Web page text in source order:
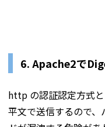
6. Apache2で
http の認証認定方式
平文で送信するので